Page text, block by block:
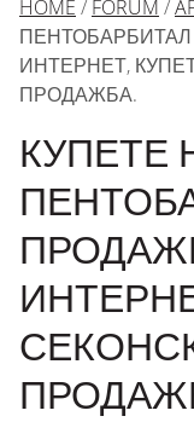
HOME / FORUM /
ИНТЕРНЕТ,
ПРОДАЖБА.
КУПЕТЕ